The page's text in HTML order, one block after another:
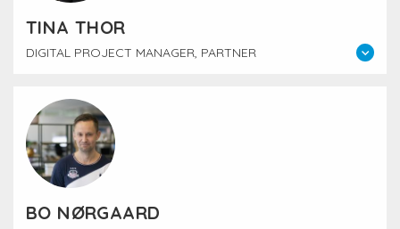
TINA THOR
DIGITAL PROJECT MANAGER, PARTNER
BO NØRGAARD